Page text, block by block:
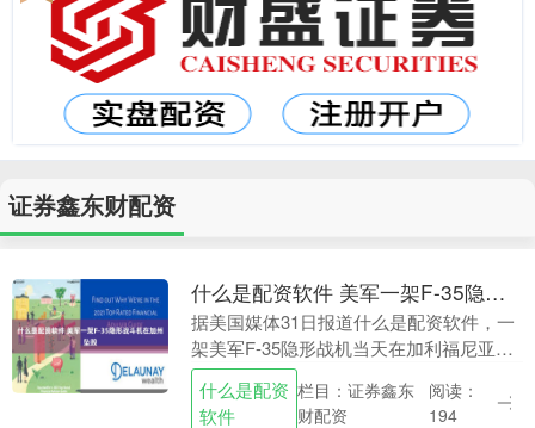
证券鑫东财配资
什么是配资软件 美军一架F-35隐形战斗机在加州坠毁
据美国媒体31日报道什么是配资软件，一
架美军F-35隐形战机当天在加利福尼亚州
圣迭戈一处军事基地坠毁。 一名美国海军
陆战队发言人向当地媒体证实，这架隶属
什么是配资
软件
栏目：证券鑫东
财配资
阅读：
194